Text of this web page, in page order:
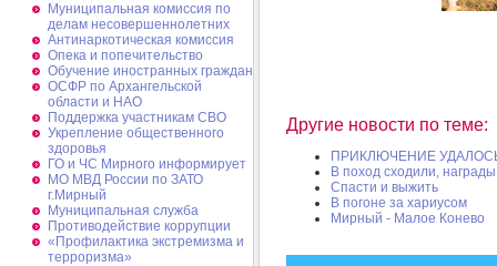
Муниципальная комиссия по
делам несовершеннолетних
Антинаркотическая комиссия
Опека и попечительство
Обучение иностранных граждан
ОСФР по Архангельской
области и НАО
Поддержка участникам СВО
Укрепление общественного
здоровья
ГО и ЧС Мирного информирует
МО МВД России по ЗАТО
г.Мирный
Муниципальная cлужба
Противодействие коррупции
«Профилактика экстремизма и
терроризма»
Другие новости по теме:
ПРИКЛЮЧЕНИЕ
В поход сходили,
Спасти и выжить
В погоне за хариусом
Мирный - Малое Конево